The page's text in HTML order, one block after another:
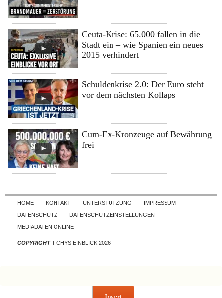
Ceuta-Krise: 65.000 fallen in die
Stadt ein – wie Spanien ein neues
2015 verhindert
Schuldenkrise 2.0: Der Euro steht
vor dem nächsten Kollaps
Cum-Ex-Kronzeuge auf Bewährung
frei
Skip to content
HOME KONTAKT UNTERSTÜTZUNG
IMPRESSUM
DATENSCHUTZ
DATENSCHUTZEINSTELLUNGEN
MEDIADATEN ONLINE
COPYRIGHTTICHYS EINBLICK 2026